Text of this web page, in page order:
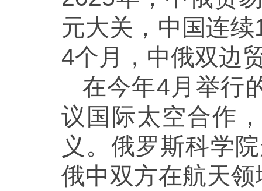
元大关，中国连
4个月，中俄双边
在今年4月举行
议国际太空合作
义。俄罗斯科学
俄中双方在航天